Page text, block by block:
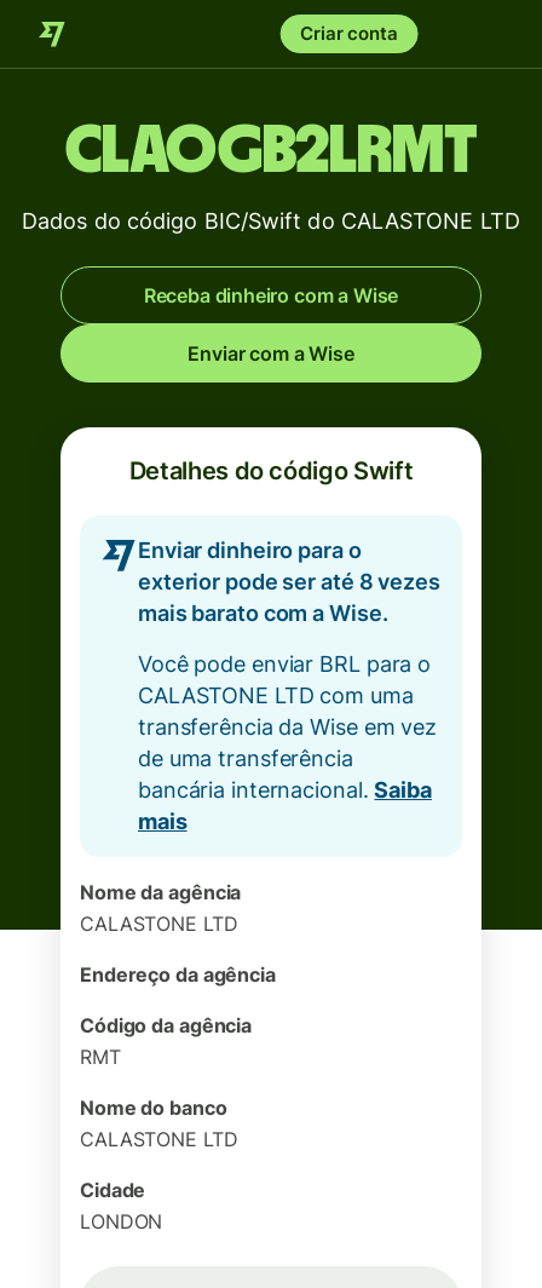
Criar conta
CLAOGB2LRMT
Dados do código BIC/Swift do CALASTONE LTD
Receba dinheiro com a Wise
Enviar com a Wise
Detalhes do código Swift
Enviar dinheiro para o
exterior pode ser até 8 vezes
mais barato com a Wise.
Você pode enviar BRL para o
CALASTONE LTD com uma
transferência da Wise em vez
de uma transferência
bancária internacional.Saiba
mais
Nome da agência
CALASTONE LTD
Endereço da agência
Código da agência
RMT
Nome do banco
CALASTONE LTD
Cidade
LONDON